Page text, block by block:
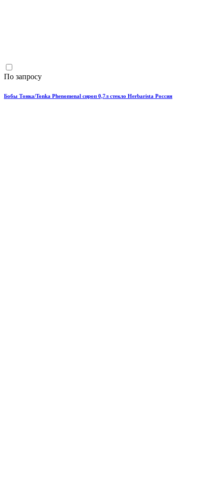
По запросу
Бобы Тонка/Tonka Phenomenal сироп 0,7л стекло Herbarista Россия